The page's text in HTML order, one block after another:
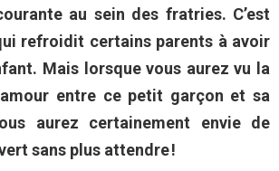
au sein des fratries. C’est
refroidit certains parents à avoir
Mais lorsque vous aurez vu la
entre ce petit garçon et sa
aurez certainement envie de
sans plus attendre !